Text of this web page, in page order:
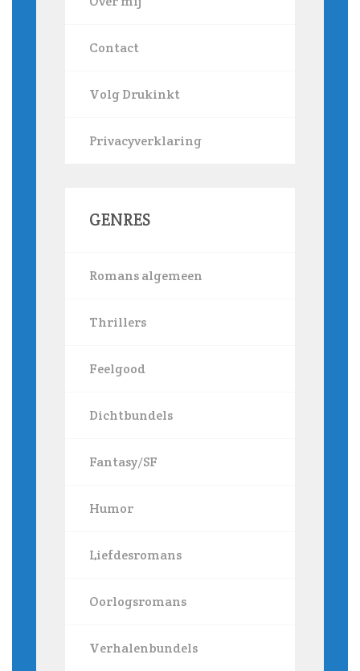
Contact
Volg Drukinkt
Privacyverklaring
GENRES
Romans algemeen
Thrillers
Feelgood
Dichtbundels
Fantasy/SF
Humor
Liefdesromans
Oorlogsromans
Verhalenbundels